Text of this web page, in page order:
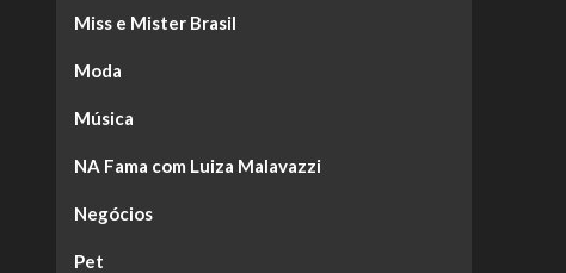
Miss e Mister Brasil
Moda
Música
NA Fama com Luiza Malavazzi
Negócios
Pet